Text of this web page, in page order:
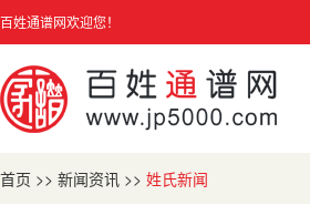
百姓通谱网欢迎您！
首页 >> 新闻资讯 >> 姓氏新闻